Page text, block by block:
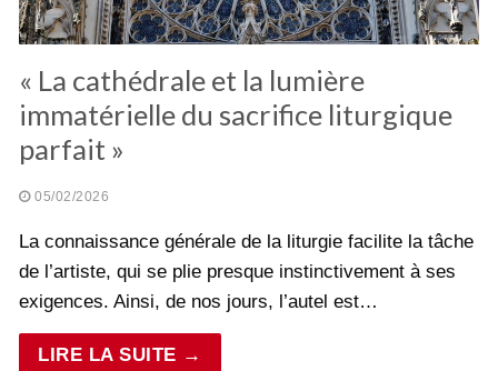
Médiathèque
« La cathédrale et la lumière
immatérielle du sacrifice liturgique
parfait »
05/02/2026
La connaissance générale de la liturgie facilite la tâche
de l’artiste, qui se plie presque instinctivement à ses
exigences. Ainsi, de nos jours, l’autel est…
LIRE LA SUITE →